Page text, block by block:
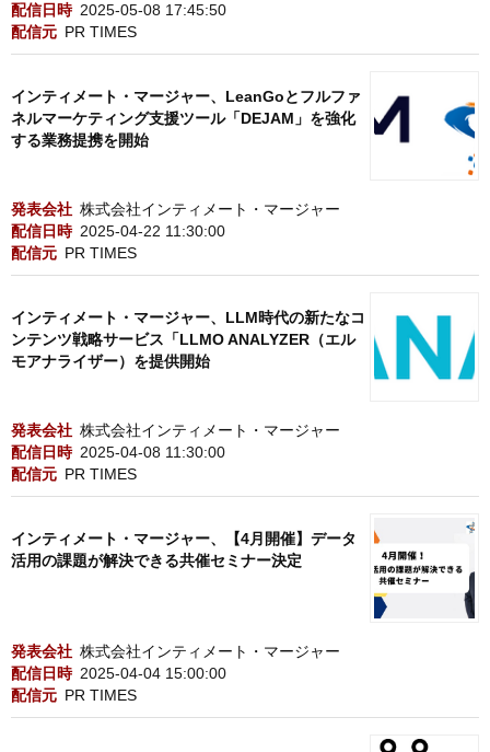
配信日時 2025-05-08 17:45:50
配信元 PR TIMES
インティメート・マージャー、LeanGoとフルファ
ネルマーケティング支援ツール「DEJAM」を強化
する業務提携を開始
発表会社 株式会社インティメート・マージャー
配信日時 2025-04-22 11:30:00
配信元 PR TIMES
インティメート・マージャー、LLM時代の新たなコ
ンテンツ戦略サービス「LLMO ANALYZER（エル
モアナライザー）を提供開始
発表会社 株式会社インティメート・マージャー
配信日時 2025-04-08 11:30:00
配信元 PR TIMES
インティメート・マージャー、【4月開催】データ
活用の課題が解決できる共催セミナー決定
発表会社 株式会社インティメート・マージャー
配信日時 2025-04-04 15:00:00
配信元 PR TIMES